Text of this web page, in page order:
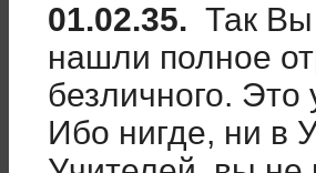
01.02.35. Так
нашли полное
безличного.
Ибо нигде, ни в